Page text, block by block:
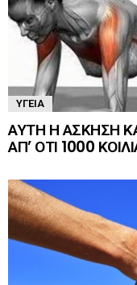
ΥΓΕΊΑ
ΑΥΤΗ Η ΑΣΚΗΣΗ
ΑΠ’ ΟΤΙ 1000